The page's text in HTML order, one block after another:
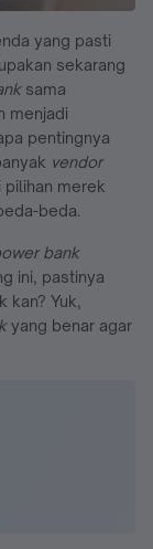
yang pasti
sekarang
sama
menjadi
pentingnya
vendor
pilihan merek
beda.
bank
ini, pastinya
kan? Yuk,
yang benar agar